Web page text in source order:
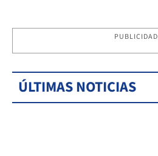
PUBLICIDAD
ÚLTIMAS NOTICIAS